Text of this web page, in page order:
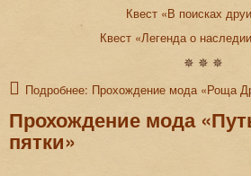
Квест «В поисках
Квест «Легенда о
✵ ✵ ✵
Подробнее: Прохождение мода «Роща
Прохождение мода
пятки»